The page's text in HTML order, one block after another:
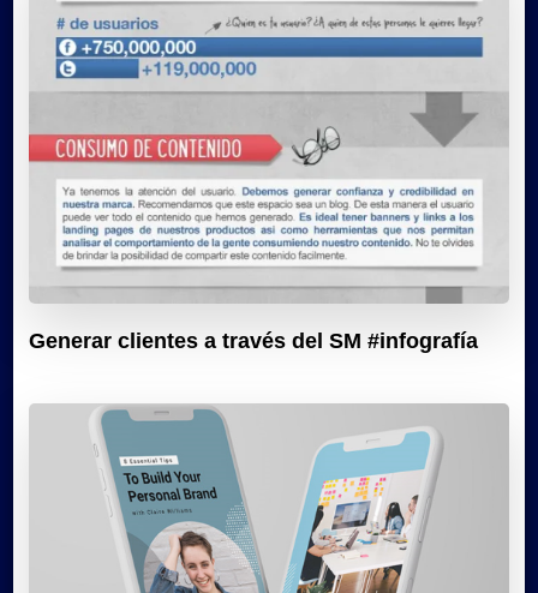
Generar clientes a través del SM #infografía